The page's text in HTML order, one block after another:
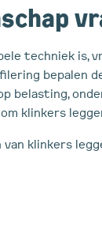
techniek is,
bepalen
belasting,
klinkers
klinkers